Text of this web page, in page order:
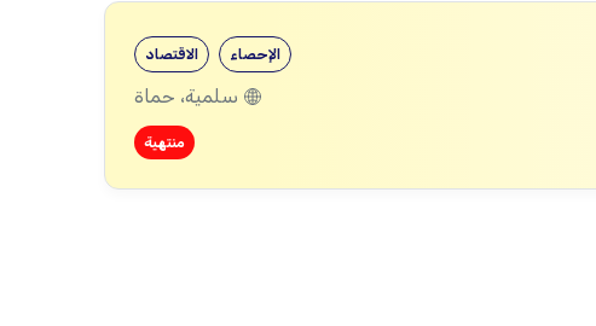
الاقتصاد الإحصاء
سلمية، حماة
منتهية